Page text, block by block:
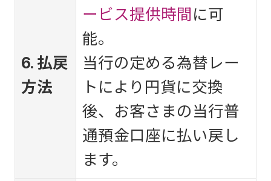
6. 払戻
方法
ービス提供時間に可
能。
当行の定める為替レー
トにより円貨に交換
後、お客さまの当行普
通預金口座に払い戻し
ます。